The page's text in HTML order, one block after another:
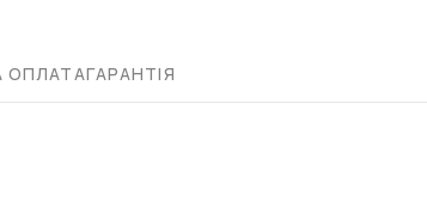
ОПЛАТАГАРАНТІЯ